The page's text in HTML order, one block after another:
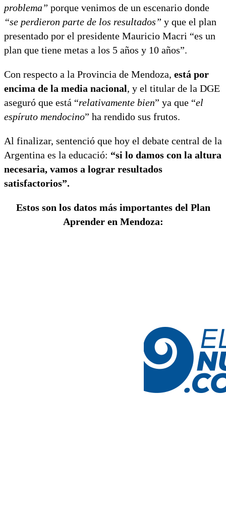
problema” porque venimos de un escenario donde
“se perdieron parte de los resultados” y que el plan
presentado por el presidente Mauricio Macri “es un
plan que tiene metas a los 5 años y 10 años”.
Con respecto a la Provincia de Mendoza, está por
encima de la media nacional, y el titular de la DGE
aseguró que está “relativamente bien” ya que “el
espíruto mendocino” ha rendido sus frutos.
Al finalizar, sentenció que hoy el debate central de la
Argentina es la educació: “si lo damos con la altura
necesaria, vamos a lograr resultados
satisfactorios”.
Estos son los datos más importantes del Plan
Aprender en Mendoza: